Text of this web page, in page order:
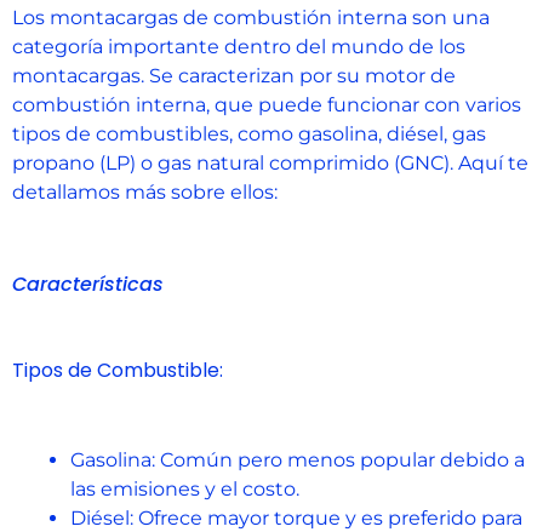
Los montacargas de combustión interna son una
categoría importante dentro del mundo de los
montacargas. Se caracterizan por su motor de
combustión interna, que puede funcionar con varios
tipos de combustibles, como gasolina, diésel, gas
propano (LP) o gas natural comprimido (GNC). Aquí te
detallamos más sobre ellos:
Características
Tipos de Combustible:
Gasolina: Común pero menos popular debido a
las emisiones y el costo.
Diésel: Ofrece mayor torque y es preferido para